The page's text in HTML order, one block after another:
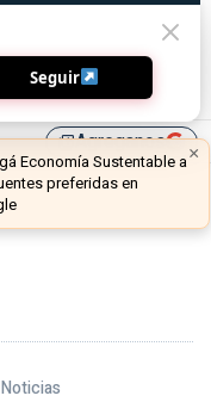
library_addAgreganos
Noticias
Seguir